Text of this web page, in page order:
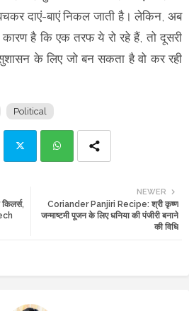
दाएं-बाएं निकल जाती है। लेकिन, अब
है कि एक तरफ ये रो रहे हैं, तो दूसरी
के लिए जो बन सकता है वो कर रही
Political
tte ats
NEWER
Coriander Panjiri Recipe: श्री कृष्ण
जन्माष्टमी पूजन के लिए धनिया की पंजीरी बनाने
की विधि